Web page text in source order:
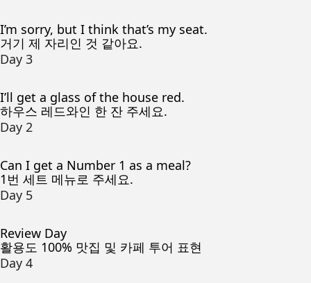
I’m sorry, but I think that’s my seat.
거기 제 자리인 것 같아요.
Day 3
I’ll get a glass of the house red.
하우스 레드와인 한 잔 주세요.
Day 2
Can I get a Number 1 as a meal?
1번 세트 메뉴로 주세요.
Day 5
Review Day
활용도 100% 맛집 및 카페 투어 표현
Day 4